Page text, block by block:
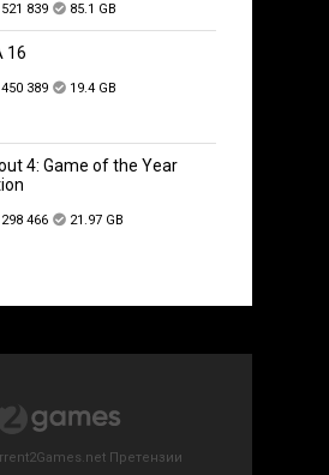
839 85.1 GB
16
389 19.4 GB
4: Game of the Year
466 21.97 GB
Претензии